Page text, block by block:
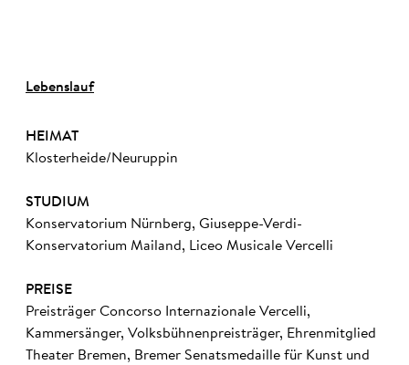
Lebenslauf
HEIMAT
Klosterheide/Neuruppin
STUDIUM
Konservatorium Nürnberg, Giuseppe-Verdi-
Konservatorium Mailand, Liceo Musicale Vercelli
PREISE
Preisträger Concorso Internazionale Vercelli,
Kammersänger, Volksbühnenpreisträger, Ehrenmitglied
Theater Bremen, Bremer Senatsmedaille für Kunst und